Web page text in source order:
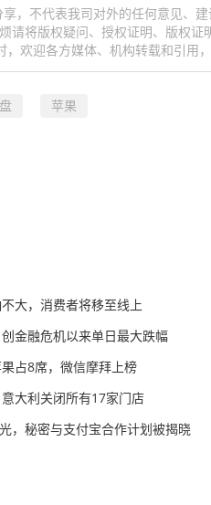
，不代表我司对外的任何意见、
请将版权疑问、授权证明、版权
欢迎各方媒体、机构转载和引用
苹果
大，消费者将移至线上
金融危机以来单日最大跌幅
占8席，微信摩拜上榜
大利关闭所有17家门店
，秘密与支付宝合作计划被揭晓